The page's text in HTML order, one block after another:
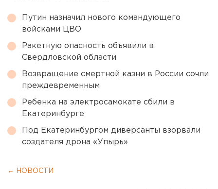
Путин назначил нового командующего
войсками ЦВО
Ракетную опасность объявили в
Свердловской области
Возвращение смертной казни в России сочли
преждевременным
Ребенка на электросамокате сбили в
Екатеринбурге
Под Екатеринбургом диверсанты взорвали
создателя дрона «Упырь»
← НОВОСТИ